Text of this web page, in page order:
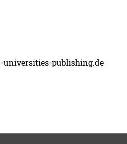
universities-publishing.de